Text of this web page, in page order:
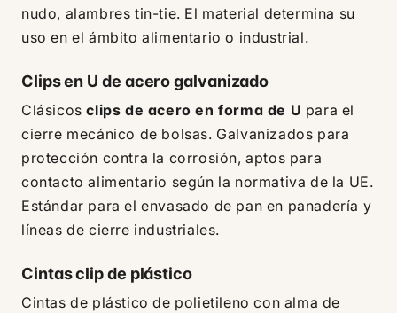
nudo, alambres tin-tie. El material determina su
uso en el ámbito alimentario o industrial.
Clips en U de acero galvanizado
Clásicosclips de acero en forma de U para el
cierre mecánico de bolsas. Galvanizados para
protección contra la corrosión, aptos para
contacto alimentario según la normativa de la UE.
Estándar para el envasado de pan en panadería y
líneas de cierre industriales.
Cintas clip de plástico
Cintas de plástico de polietileno con alma de